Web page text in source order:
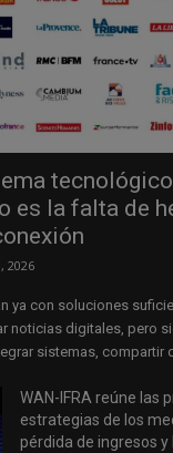
es la falta de
2026
ya con soluciones
noticias digitales, pero
sistemas, compartir
WAN-IFRA reúne las
estrategias de los
pérdida de ingresos y